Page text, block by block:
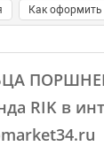
Как оформить
RIK в